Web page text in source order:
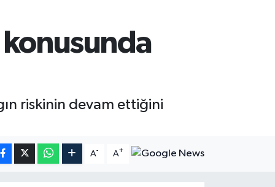
konusunda
riskinin devam ettiğini
A- A+